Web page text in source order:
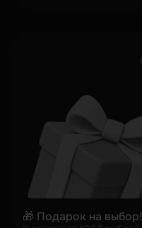
🎁 Подарок на выбор!